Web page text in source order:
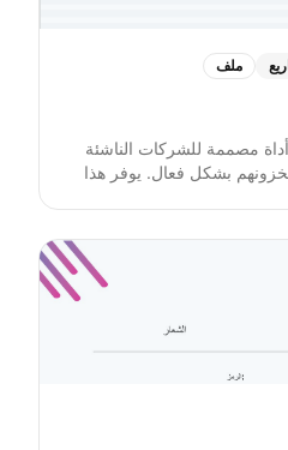
ملف
مصممة للشركات الناشئة
مخزونهم بشكل فعال. يوفر هذا
هو دليلك للحفاظ على
وإدارة احتياجاتك
الإمدادات المهمة.